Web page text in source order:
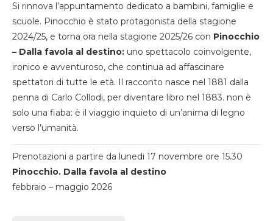
Si rinnova l’appuntamento dedicato a bambini, famiglie e
scuole. Pinocchio è stato protagonista della stagione
2024/25, e torna ora nella stagione 2025/26 con Pinocchio
– Dalla favola al destino: uno spettacolo coinvolgente,
ironico e avventuroso, che continua ad affascinare
spettatori di tutte le età. Il racconto nasce nel 1881 dalla
penna di Carlo Collodi, per diventare libro nel 1883. non è
solo una fiaba: è il viaggio inquieto di un’anima di legno
verso l’umanità.
Prenotazioni a partire da lunedi 17 novembre ore 15.30
Pinocchio. Dalla favola al destino
febbraio – maggio 2026